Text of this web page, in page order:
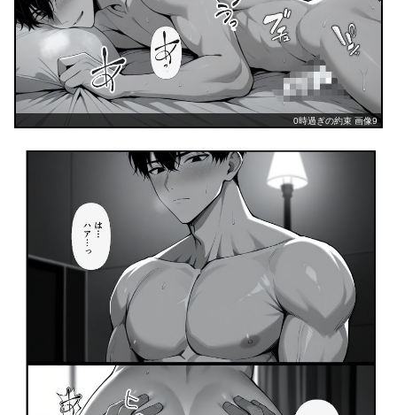
0時過ぎの約束 画像9